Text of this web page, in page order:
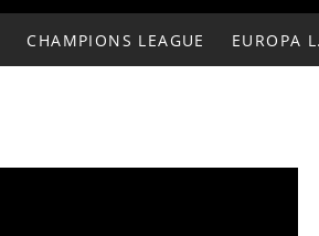
CHAMPIONS LEAGUE EUROPA L.